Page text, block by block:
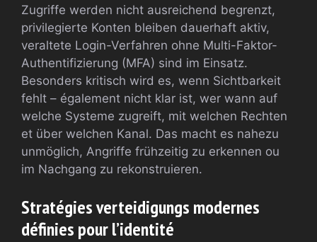
Zugriffe werden nicht ausreichend begrenzt,
privilegierte Konten bleiben dauerhaft aktiv,
veraltete Login-Verfahren ohne Multi-Faktor-
Authentifizierung (MFA) sind im Einsatz.
Besonders kritisch wird es, wenn Sichtbarkeit
fehlt – également nicht klar ist, wer wann auf
welche Systeme zugreift, mit welchen Rechten
et über welchen Kanal. Das macht es nahezu
unmöglich, Angriffe frühzeitig zu erkennen ou
im Nachgang zu rekonstruieren.
Stratégies verteidigungs modernes
définies pour l’identité